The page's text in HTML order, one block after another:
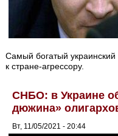
Самый богатый
к стране-агрессору.
СНБО: в Украине
дюжина»
Вт, 11/05/2021 - 20:44